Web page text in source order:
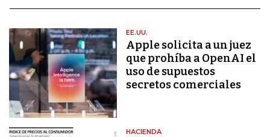
EE.UU.
Apple solicita a un juez
que prohíba a OpenAI el
uso de supuestos
secretos comerciales
HACIENDA